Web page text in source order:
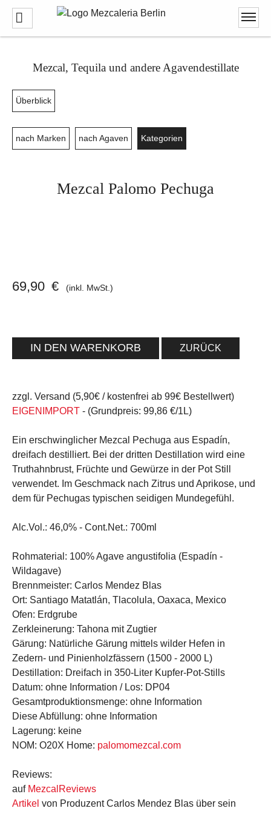
Mezcal, Tequila und andere Agavendestillate
Überblick
nach Marken nach Agaven Kategorien
Mezcal Palomo Pechuga
69,90 € (inkl. MwSt.)
ZURÜCK
zzgl. Versand (5,90€ / kostenfrei ab 99€ Bestellwert)
EIGENIMPORT - (Grundpreis: 99,86 €/1L)
Ein erschwinglicher Mezcal Pechuga aus Espadín,
dreifach destilliert. Bei der dritten Destillation wird eine
Truthahnbrust, Früchte und Gewürze in der Pot Still
verwendet. Im Geschmack nach Zitrus und Aprikose, und
dem für Pechugas typischen seidigen Mundegefühl.
Alc.Vol.: 46,0% - Cont.Net.: 700ml
Rohmaterial: 100% Agave angustifolia (Espadín -
Wildagave)
Brennmeister: Carlos Mendez Blas
Ort: Santiago Matatlán, Tlacolula, Oaxaca, Mexico
Ofen: Erdgrube
Zerkleinerung: Tahona mit Zugtier
Gärung: Natürliche Gärung mittels wilder Hefen in
Zedern- und Pinienholzfässern (1500 - 2000 L)
Destillation: Dreifach in 350-Liter Kupfer-Pot-Stills
Datum: ohne Information / Los: DP04
Gesamtproduktionsmenge: ohne Information
Diese Abfüllung: ohne Information
Lagerung: keine
NOM: O20X Home: palomomezcal.com
Reviews:
auf MezcalReviews
Artikel von Produzent Carlos Mendez Blas über sein